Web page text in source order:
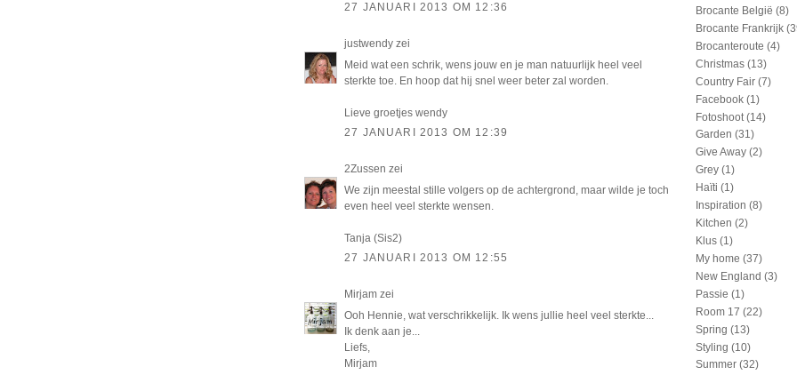
27 JANUARI 2013 OM 12:36
justwendy zei
Meid wat een schrik, wens jouw en je man natuurlijk heel veel
sterkte toe. En hoop dat hij snel weer beter zal worden.
Lieve groetjes wendy
27 JANUARI 2013 OM 12:39
2Zussen zei
We zijn meestal stille volgers op de achtergrond, maar wilde je toch
even heel veel sterkte wensen.
Tanja (Sis2)
27 JANUARI 2013 OM 12:55
Mirjam zei
Ooh Hennie, wat verschrikkelijk. Ik wens jullie heel veel sterkte...
Ik denk aan je...
Liefs,
Mirjam
Brocante België (8)
Brocante Frankrijk
Brocanteroute (4)
Christmas (13)
Country Fair (7)
Facebook (1)
Fotoshoot (14)
Garden (31)
Give Away (2)
Grey (1)
Haïti (1)
Inspiration (8)
Kitchen (2)
Klus (1)
My home (37)
New England (3)
Passie (1)
Room 17 (22)
Spring (13)
Styling (10)
Summer (32)